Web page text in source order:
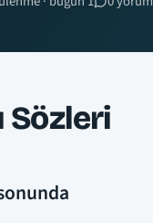
Sözleri